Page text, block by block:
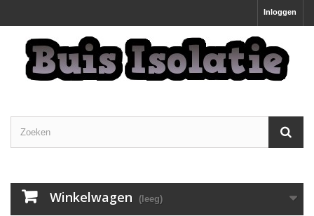
Inloggen
Winkelwagen (leeg)